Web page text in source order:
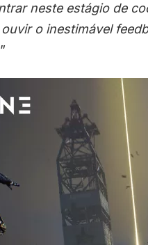
neste estágio de
o inestimável
”